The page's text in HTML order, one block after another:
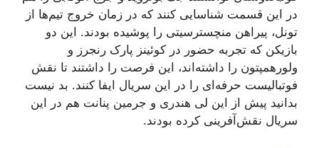
در این قسمت شناسایی کنند که در زمان خروج تیم‌ها از
تونل، پیراهن منچسترسیتی را پوشیده بودند. این دو
بازیکن که تجربه حضور در کوئینز پارک رنجرز و
ولورهمپتون را داشته‌اند، این فرصت را داشتند تا نقش
فوتبالیست حرفه‌ای را در این سریال ایفا کنند. بد نیست
بدانید پیش از این لی هندری و جرمین پنانت هم در این
سریال نقش‌آفرینی کرده بودند.